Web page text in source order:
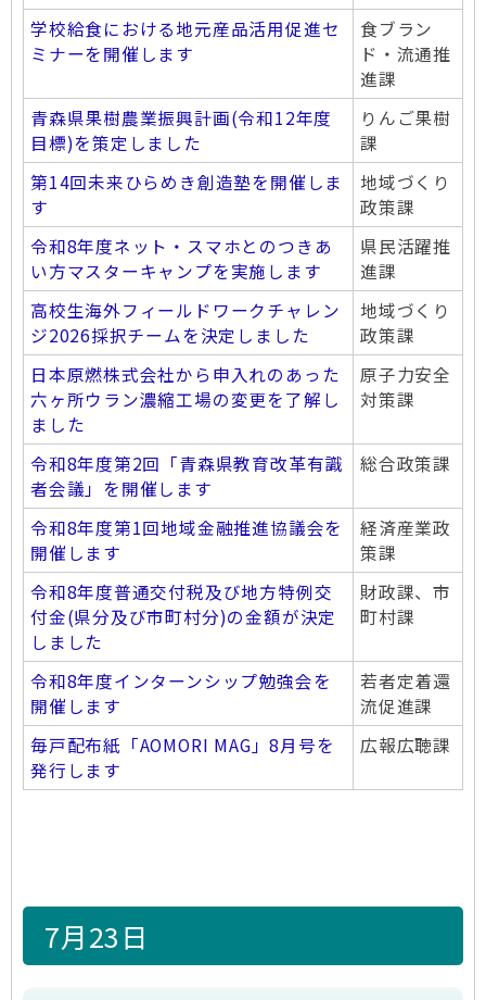
学校給食における地元産品活用促進セ
ミナーを開催します
食ブラン
ド・流通推
進課
青森県果樹農業振興計画(令和12年度
目標)を策定しました
りんご果樹
課
第14回未来ひらめき創造塾を開催しま
す
地域づくり
政策課
令和8年度ネット・スマホとのつきあ
い方マスターキャンプを実施します
県民活躍推
進課
高校生海外フィールドワークチャレン
ジ2026採択チームを決定しました
地域づくり
政策課
日本原燃株式会社から申入れのあった
六ヶ所ウラン濃縮工場の変更を了解し
ました
原子力安全
対策課
令和8年度第2回「青森県教育改革有識
者会議」を開催します
総合政策課
令和8年度第1回地域金融推進協議会を
開催します
経済産業政
策課
令和8年度普通交付税及び地方特例交
付金(県分及び市町村分)の金額が決定
しました
財政課、市
町村課
令和8年度インターンシップ勉強会を
開催します
若者定着還
流促進課
毎戸配布紙「AOMORI MAG」8月号を
発行します
広報広聴課
7月23日